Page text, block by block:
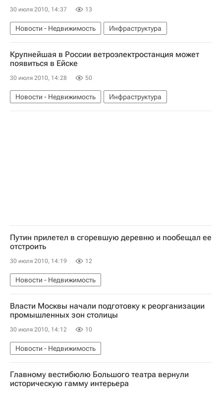
30 июля 2010, 14:37 13
Новости - Недвижимость Инфраструктура
Крупнейшая в России ветроэлектростанция может
появиться в Ейске
30 июля 2010, 14:28 50
Новости - Недвижимость Инфраструктура
Путин прилетел в сгоревшую деревню и пообещал ее
отстроить
30 июля 2010, 14:19 12
Новости - Недвижимость
Власти Москвы начали подготовку к реорганизации
промышленных зон столицы
30 июля 2010, 14:12 10
Новости - Недвижимость
Главному вестибюлю Большого театра вернули
историческую гамму интерьера